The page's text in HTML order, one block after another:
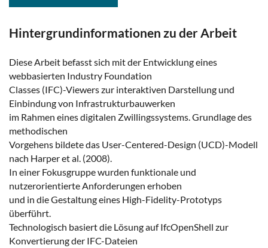
Hintergrundinformationen zu der Arbeit
Diese Arbeit befasst sich mit der Entwicklung eines
webbasierten Industry Foundation
Classes (IFC)-Viewers zur interaktiven Darstellung und
Einbindung von Infrastrukturbauwerken
im Rahmen eines digitalen Zwillingssystems. Grundlage des
methodischen
Vorgehens bildete das User-Centered-Design (UCD)-Modell
nach Harper et al. (2008).
In einer Fokusgruppe wurden funktionale und
nutzerorientierte Anforderungen erhoben
und in die Gestaltung eines High-Fidelity-Prototyps
überführt.
Technologisch basiert die Lösung auf IfcOpenShell zur
Konvertierung der IFC-Dateien